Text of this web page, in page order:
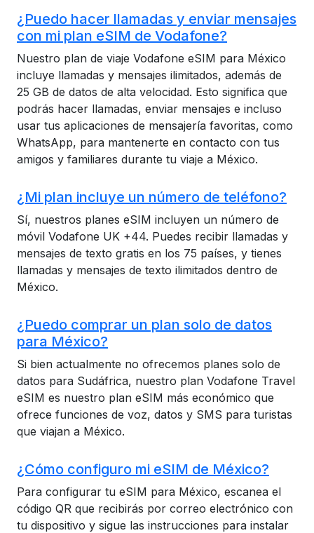
¿Puedo hacer llamadas y enviar mensajes
con mi plan eSIM de Vodafone?
Nuestro plan de viaje Vodafone eSIM para México
incluye llamadas y mensajes ilimitados, además de
25 GB de datos de alta velocidad. Esto significa que
podrás hacer llamadas, enviar mensajes e incluso
usar tus aplicaciones de mensajería favoritas, como
WhatsApp, para mantenerte en contacto con tus
amigos y familiares durante tu viaje a México.
¿Mi plan incluye un número de teléfono?
Sí, nuestros planes eSIM incluyen un número de
móvil Vodafone UK +44. Puedes recibir llamadas y
mensajes de texto gratis en los 75 países, y tienes
llamadas y mensajes de texto ilimitados dentro de
México.
¿Puedo comprar un plan solo de datos
para México?
Si bien actualmente no ofrecemos planes solo de
datos para Sudáfrica, nuestro plan Vodafone Travel
eSIM es nuestro plan eSIM más económico que
ofrece funciones de voz, datos y SMS para turistas
que viajan a México.
¿Cómo configuro mi eSIM de México?
Para configurar tu eSIM para México, escanea el
código QR que recibirás por correo electrónico con
tu dispositivo y sigue las instrucciones para instalar